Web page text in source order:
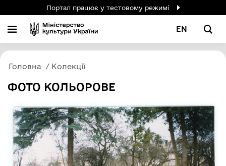
Портал працює у тестовому режимі
EN
Головна Колекції
ФОТО КОЛЬОРОВЕ